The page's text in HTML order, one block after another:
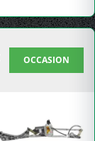
OCCASION